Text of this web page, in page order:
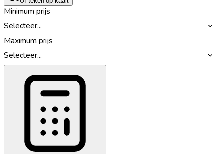
Minimum prijs
Selecteer...
Maximum prijs
Selecteer...